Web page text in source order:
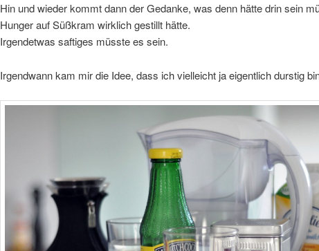
Hin und wieder kommt dann der Gedanke, was denn hätte drin sein
Hunger auf Süßkram wirklich gestillt hätte.
Irgendetwas saftiges müsste es sein.
Irgendwann kam mir die Idee, dass ich vielleicht ja eigentlich durstig